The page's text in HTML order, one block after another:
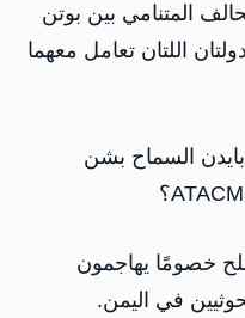
المتنامي بين بوتن
اللتان تعامل معهما
السماح بشن
خصومًا يهاجمون
في اليمن.